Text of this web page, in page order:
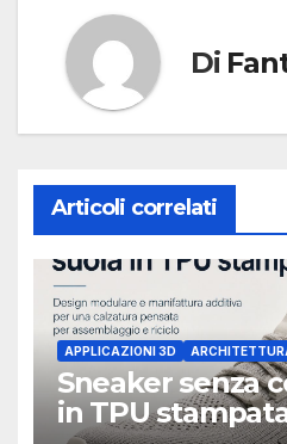
Di
Articoli correlati
APPLICAZIONI 3D
Sneaker senza
in TPU